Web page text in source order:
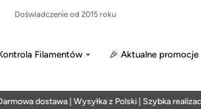
Doświadczenie od 2015 roku
Filamentów 🎉 Aktualne promocje
dostawa | Wysyłka z Polski | Szybka realizacja w